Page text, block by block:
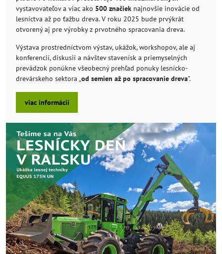
vystavovateľov a viac ako 500 značiek najnovšie inovácie od
lesníctva až po ťažbu dreva. V roku 2025 bude prvýkrát
otvorený aj pre výrobky z prvotného spracovania dreva.
Výstava prostredníctvom výstav, ukážok, workshopov, ale aj
konferencií, diskusií a návštev stavenísk a priemyselných
prevádzok ponúkne všeobecný prehľad ponuky lesnícko-
drevárskeho sektora „od semien až po spracovanie dreva".
viac informácií